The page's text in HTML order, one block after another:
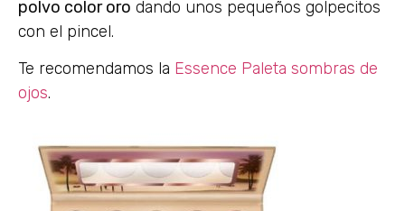
polvo color oro dando unos pequeños golpecitos
con el pincel.
Te recomendamos la Essence Paleta sombras de
ojos.